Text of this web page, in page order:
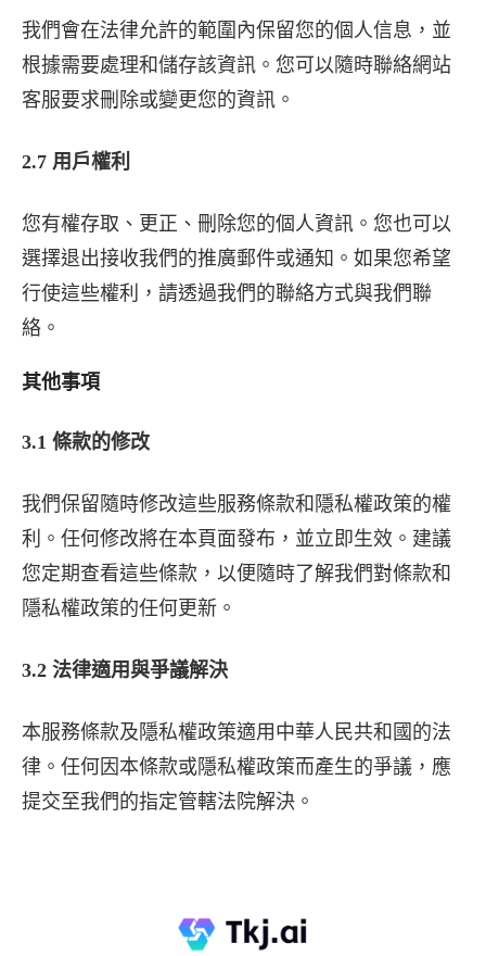
我們會在法律允許的範圍內保留您的個人信息，並
根據需要處理和儲存該資訊。您可以隨時聯絡網站
客服要求刪除或變更您的資訊。
2.7 用戶權利
您有權存取、更正、刪除您的個人資訊。您也可以
選擇退出接收我們的推廣郵件或通知。如果您希望
行使這些權利，請透過我們的聯絡方式與我們聯
絡。
其他事項
3.1 條款的修改
我們保留隨時修改這些服務條款和隱私權政策的權
利。任何修改將在本頁面發布，並立即生效。建議
您定期查看這些條款，以便隨時了解我們對條款和
隱私權政策的任何更新。
3.2 法律適用與爭議解決
本服務條款及隱私權政策適用中華人民共和國的法
律。任何因本條款或隱私權政策而產生的爭議，應
提交至我們的指定管轄法院解決。